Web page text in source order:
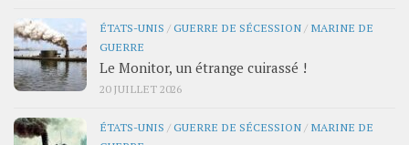
ÉTATS-UNIS /GUERRE DE SÉCESSION / MARINE DE
GUERRE
Le Monitor, un étrange cuirassé !
20 JUILLET 2026
ÉTATS-UNIS /GUERRE DE SÉCESSION / MARINE DE